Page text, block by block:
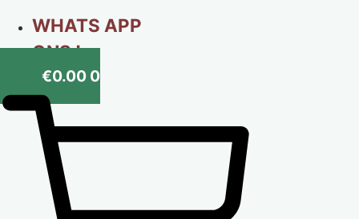
WHATS APP
ONS !
€0.00 0